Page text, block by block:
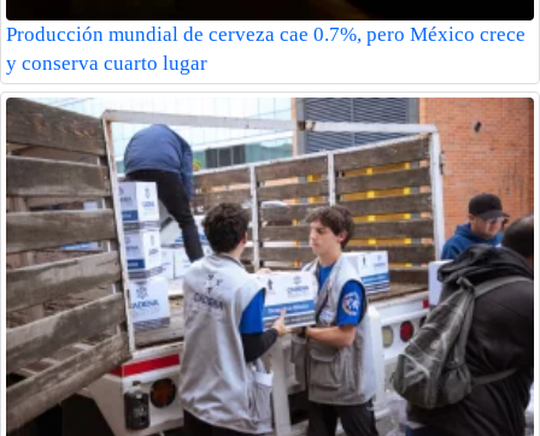
Producción mundial de cerveza cae 0.7%, pero México crece
y conserva cuarto lugar